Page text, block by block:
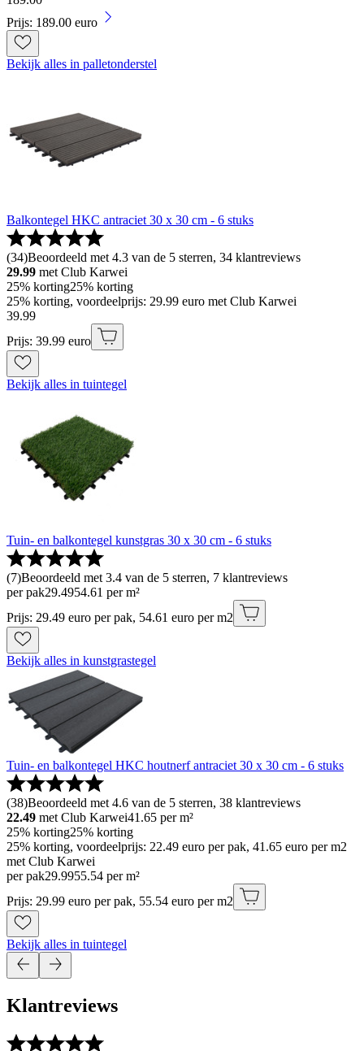
Prijs: 189.00 euro
Bekijk alles in palletonderstel
Balkontegel HKC antraciet 30 x 30 cm - 6 stuks
(34)Beoordeeld met 4.3 van de 5 sterren, 34 klantreviews
29.99 met Club Karwei
25% korting25% korting
25% korting, voordeelprijs: 29.99 euro met Club Karwei
39.99
Prijs: 39.99 euro
Bekijk alles in tuintegel
Tuin- en balkontegel kunstgras 30 x 30 cm - 6 stuks
(7)Beoordeeld met 3.4 van de 5 sterren, 7 klantreviews
per pak29.4954.61 per m²
Prijs: 29.49 euro per pak, 54.61 euro per m2
Bekijk alles in kunstgrastegel
Tuin- en balkontegel HKC houtnerf antraciet 30 x 30 cm - 6 stuks
(38)Beoordeeld met 4.6 van de 5 sterren, 38 klantreviews
22.49 met Club Karwei41.65 per m²
25% korting25% korting
25% korting, voordeelprijs: 22.49 euro per pak, 41.65 euro per m2
met Club Karwei
per pak29.9955.54 per m²
Prijs: 29.99 euro per pak, 55.54 euro per m2
Bekijk alles in tuintegel
Klantreviews